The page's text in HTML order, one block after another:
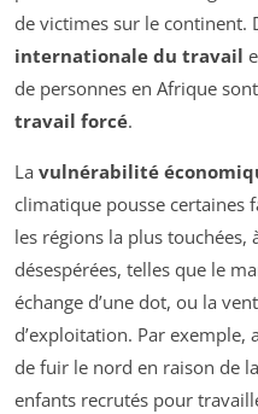
de victimes sur le continent.
internationale du travail
de personnes en Afrique
travail forcé.
La vulnérabilité
climatique pousse certaines
les régions la plus touchées,
désespérées, telles que le
échange d’une dot, ou la
d’exploitation. Par exemple,
de fuir le nord en raison de la
enfants recrutés pour